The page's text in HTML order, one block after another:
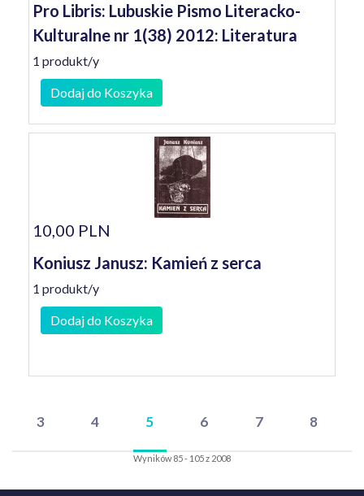
Pro Libris: Lubuskie Pismo Literacko-
Kulturalne nr 1(38) 2012: Literatura
1 produkt/y
Dodaj do Koszyka
10,00 PLN
Koniusz Janusz: Kamień z serca
1 produkt/y
Dodaj do Koszyka
3 4 5 6 7 8
Wyników 85 - 105 z 2008